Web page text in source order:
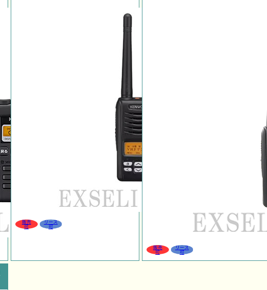
販売
可
リース
可
販売
可
リース
可